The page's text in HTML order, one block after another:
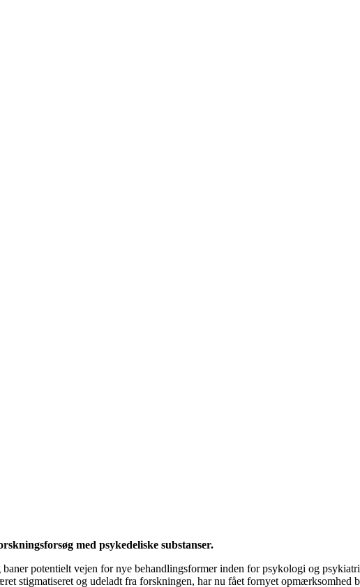
med psykedeliske substanser.
potentielt vejen for nye behandlingsformer inden for psykologi og
stigmatiseret og udeladt fra forskningen, har nu fået fornyet opmærksomhed